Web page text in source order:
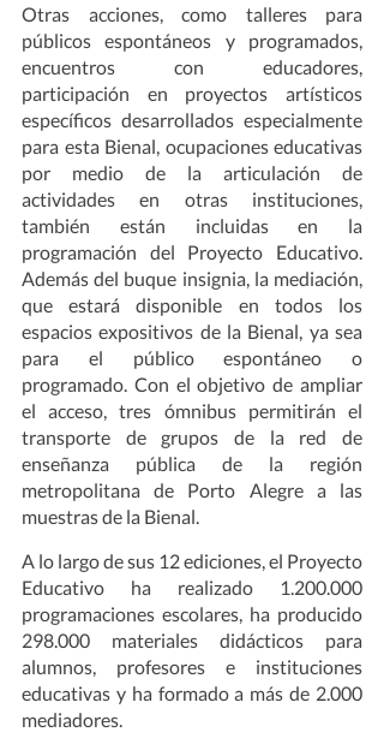
Otras acciones, como talleres para
públicos espontáneos y programados,
encuentros con educadores,
participación en proyectos artísticos
específicos desarrollados especialmente
para esta Bienal, ocupaciones educativas
por medio de la articulación de
actividades en otras instituciones,
también están incluidas en la
programación del Proyecto Educativo.
Además del buque insignia, la mediación,
que estará disponible en todos los
espacios expositivos de la Bienal, ya sea
para el público espontáneo o
programado. Con el objetivo de ampliar
el acceso, tres ómnibus permitirán el
transporte de grupos de la red de
enseñanza pública de la región
metropolitana de Porto Alegre a las
muestras de la Bienal.
A lo largo de sus 12 ediciones, el Proyecto
Educativo ha realizado 1.200.000
programaciones escolares, ha producido
298.000 materiales didácticos para
alumnos, profesores e instituciones
educativas y ha formado a más de 2.000
mediadores.